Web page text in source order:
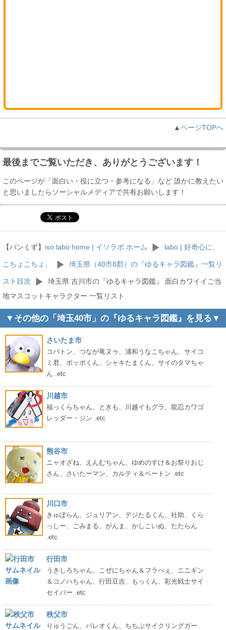
▲ページTOPへ
最後までご覧いただき、ありがとうございます！
このページが「面白い・役に立つ・参考になる」など 誰かに教えたい
と思いましたらソーシャルメディアで共有お願いします！
【パンくず】 iso.labo home | イソラボ ホーム labo | 好奇心に、
こちょこちょ。 埼玉県（40市8郡）の『ゆるキャラ図鑑』一覧リ
スト目次
埼玉県 吉川市の『ゆるキャラ図鑑』 面白カワイイご当
地マスコットキャラクター 一覧リスト
▼その他の「埼玉40市」の『ゆるキャラ図鑑』を見る▼
さいたま市
コバトン、つなが竜ヌゥ、浦和うなこちゃん、サイコ
ミ君、ポッポくん、シャキたまくん、サイのタマちゃ
ん .etc
川越市
福っくらちゃん、ときも、川越イもグラ、龍忍カワゴ
レッダー・ジン .etc
熊谷市
ニャオざね、えんむちゃん、ゆめのすけ＆お祭りおじ
さん、さいたーマン、カルティ＆ベートン .etc
川口市
きゅぽらん、ジュリアン、デジたるくん、社助、くら
っしー、ごみまる、がんま、かしこいぬ、たたらん
.etc
行田市
うきしろちゃん、こぜにちゃん＆フラべぇ、ニニギン
＆コノハちゃん、行田豆吉、もっくん、彩光戦士サイ
セイバー .etc
秩父市
りゅうごん、パレオくん、ちちぶサイクリングガー